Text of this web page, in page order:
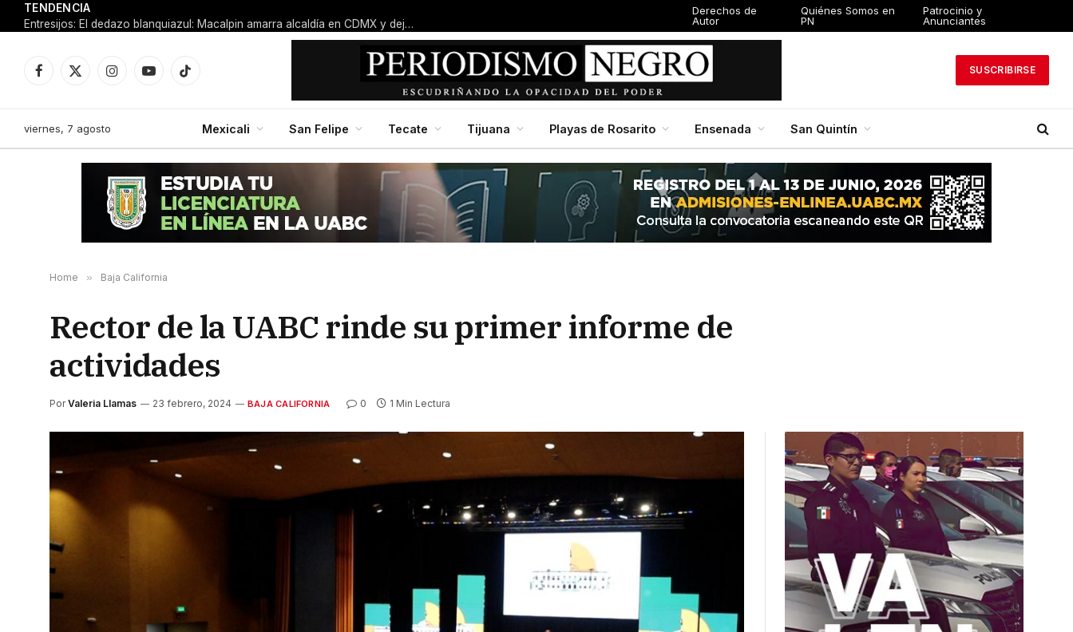
TENDENCIA
Entresijos: El dedazo blanquiazul: Macalpin amarra alcaldía en CDMX y deja al panismo local con el dedo en la boca
Derechos de
Autor
Quiénes Somos en
PN
Patrocinio y
Anunciantes
Facebook
X
InstagramYouTubeTikTok
SUSCRIBIRSE
viernes, 7 agosto Mexicali San Felipe Tecate Tijuana Playas de Rosarito Ensenada San Quintín
Home » Baja California
Rector de la UABC rinde su primer informe de
actividades
Por Valeria Llamas 23 febrero, 2024 BAJA CALIFORNIA 0 1 Min Lectura